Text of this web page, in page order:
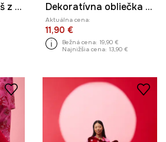
Dekoratívny vankúš z kolekcie Valentine’s Day Dekoratívna obliečka na vankúš
Aktuálna cena:
11,90 €
Bežná cena: 19,90 €
Najnižšia cena: 13,90 €